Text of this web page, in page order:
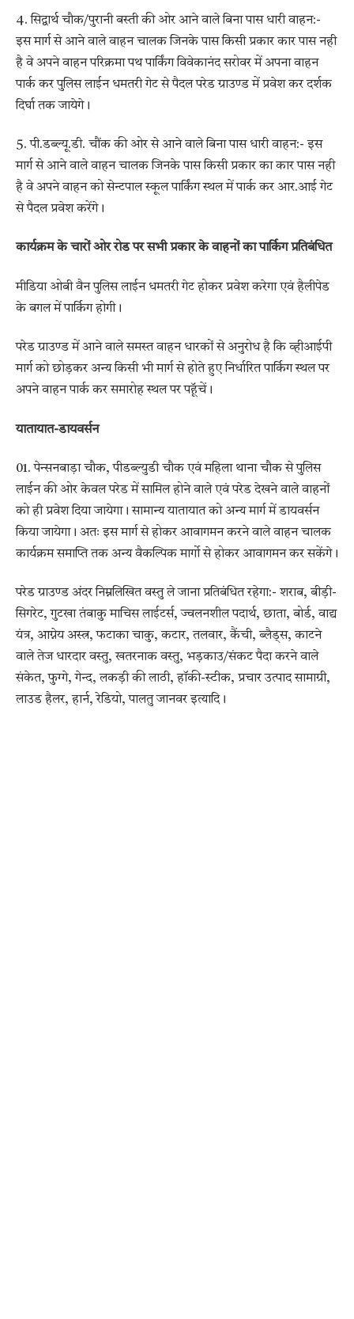
4. सिद्वार्थ चौक/पुरानी बस्ती की ओर आने वाले बिना पास धारी वाहन:-
इस मार्ग से आने वाले वाहन चालक जिनके पास किसी प्रकार कार पास नही
है वे अपने वाहन परिक्रमा पथ पार्किंग विवेकानंद सरोवर में अपना वाहन
पार्क कर पुलिस लाईन धमतरी गेट से पैदल परेड ग्राउण्ड में प्रवेश कर दर्शक
दिर्घा तक जायेगे।
5. पी.डब्ल्यू.डी. चौंक की ओर से आने वाले बिना पास धारी वाहन:- इस
मार्ग से आने वाले वाहन चालक जिनके पास किसी प्रकार का कार पास नही
है वे अपने वाहन को सेन्टपाल स्कूल पार्किंग स्थल में पार्क कर आर.आई गेट
से पैदल प्रवेश करेंगे।
कार्यक्रम के चारों ओर रोड पर सभी प्रकार के वाहनों का पार्किग प्रतिबंधित
मीडिया ओबी वैन पुलिस लाईन धमतरी गेट होकर प्रवेश करेगा एवं हैलीपेड
के बगल में पार्किग होगी।
परेड ग्राउण्ड में आने वाले समस्त वाहन धारकों से अनुरोध है कि व्हीआईपी
मार्ग को छोड़कर अन्य किसी भी मार्ग से होते हुए निर्धारित पार्किग स्थल पर
अपने वाहन पार्क कर समारोह स्थल पर पहूॅचें।
यातायात-डायवर्सन
01. पेन्सनबाड़ा चौक, पीडब्ल्युडी चौक एवं महिला थाना चौक से पुलिस
लाईन की ओर केवल परेड में सामिल होने वाले एवं परेड देखने वाले वाहनों
को ही प्रवेश दिया जायेगा। सामान्य यातायात को अन्य मार्ग में डायवर्सन
किया जायेगा। अतः इस मार्ग से होकर आवागमन करने वाले वाहन चालक
कार्यक्रम समाप्ति तक अन्य वैकल्पिक मार्गो से होकर आवागमन कर सकेंगे।
परेड ग्राउण्ड अंदर निम्नलिखित वस्तु ले जाना प्रतिबंधित रहेगा:- शराब, बीड़ी-
सिगरेट, गुटखा तंबाकु माचिस लाईटर्स, ज्वलनशील पदार्थ, छाता, बोर्ड, वाद्य
यंत्र, आग्नेय अस्त्र, फटाका चाकु, कटार, तलवार, कैंची, ब्लैड्स, काटने
वाले तेज धारदार वस्तु, खतरनाक वस्तु, भड़काउ/संकट पैदा करने वाले
संकेत, फुग्गे, गेन्द, लकड़ी की लाठी, हॉकी-स्टीक, प्रचार उत्पाद सामाग्री,
लाउड हैलर, हार्न, रेडियो, पालतु जानवर इत्यादि।